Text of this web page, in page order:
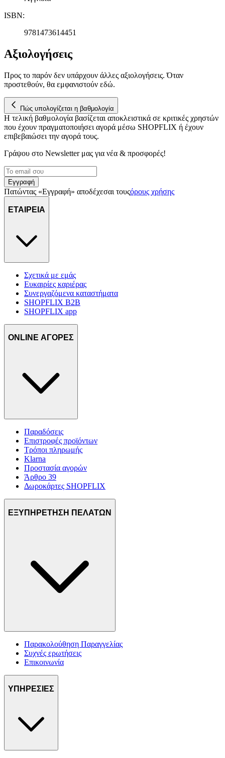
ISBN:
9781473614451
Αξιολογήσεις
Προς το παρόν δεν υπάρχουν άλλες αξιολογήσεις. Όταν
προστεθούν, θα εμφανιστούν εδώ.
Πώς υπολογίζεται η βαθμολογία
Η τελική βαθμολογία βασίζεται αποκλειστικά σε κριτικές χρηστών
που έχουν πραγματοποιήσει αγορά μέσω SHOPFLIX ή έχουν
επιβεβαιώσει την αγορά τους.
Γράψου στο Νewsletter μας για νέα & προσφορές!
Εγγραφή
Πατώντας «Εγγραφή» αποδέχεσαι τουςόρους χρήσης
ΕΤΑΙΡΕΙΑ
Σχετικά με εμάς
Ευκαιρίες καριέρας
Συνεργαζόμενα καταστήματα
SHOPFLIX B2B
SHOPFLIX app
ONLINE ΑΓΟΡΕΣ
Παραδόσεις
Επιστροφές προϊόντων
Τρόποι πληρωμής
Klarna
Προστασία αγορών
Άρθρο 39
Δωροκάρτες SHOPFLIX
ΕΞΥΠΗΡΕΤΗΣΗ ΠΕΛΑΤΩΝ
Παρακολούθηση Παραγγελίας
Συχνές ερωτήσεις
Επικοινωνία
ΥΠΗΡΕΣΙΕΣ